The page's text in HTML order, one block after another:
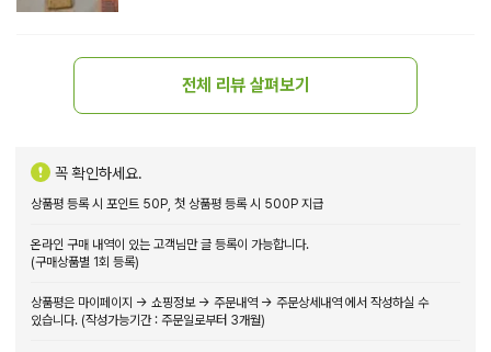
전체 리뷰 살펴보기
꼭 확인하세요.
상품평 등록 시 포인트 50P, 첫 상품평 등록 시 500P 지급
온라인 구매 내역이 있는 고객님만 글 등록이 가능합니다.
(구매상품별 1회 등록)
상품평은 마이페이지 → 쇼핑정보 → 주문내역 → 주문상세내역 에서 작성하실 수
있습니다. (작성가능기간 : 주문일로부터 3개월)